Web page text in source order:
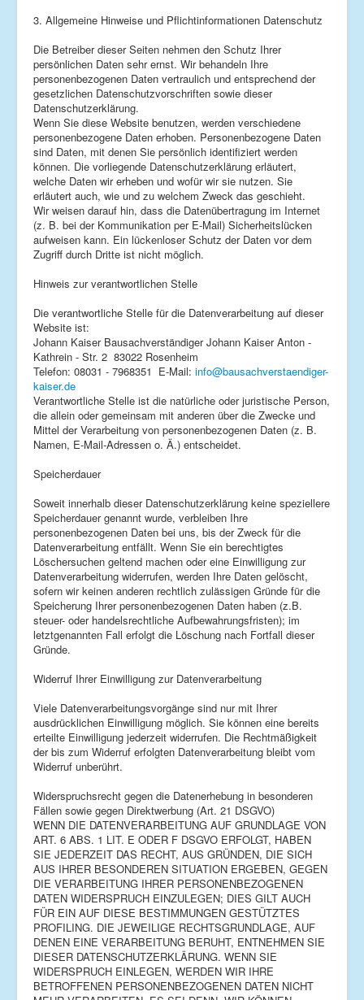
3. Allgemeine Hinweise und Pflichtinformationen Datenschutz
Die Betreiber dieser Seiten nehmen den Schutz Ihrer
persönlichen Daten sehr ernst. Wir behandeln Ihre
personenbezogenen Daten vertraulich und entsprechend der
gesetzlichen Datenschutzvorschriften sowie dieser
Datenschutzerklärung.
Wenn Sie diese Website benutzen, werden verschiedene
personenbezogene Daten erhoben. Personenbezogene Daten
sind Daten, mit denen Sie persönlich identifiziert werden
können. Die vorliegende Datenschutzerklärung erläutert,
welche Daten wir erheben und wofür wir sie nutzen. Sie
erläutert auch, wie und zu welchem Zweck das geschieht.
Wir weisen darauf hin, dass die Datenübertragung im Internet
(z. B. bei der Kommunikation per E-Mail) Sicherheitslücken
aufweisen kann. Ein lückenloser Schutz der Daten vor dem
Zugriff durch Dritte ist nicht möglich.
Hinweis zur verantwortlichen Stelle
Die verantwortliche Stelle für die Datenverarbeitung auf dieser
Website ist:
Johann Kaiser Bausachverständiger Johann Kaiser Anton -
Kathrein - Str. 2 83022 Rosenheim
Telefon: 08031 - 7968351 E-Mail: info@bausachverstaendiger-
kaiser.de
Verantwortliche Stelle ist die natürliche oder juristische Person,
die allein oder gemeinsam mit anderen über die Zwecke und
Mittel der Verarbeitung von personenbezogenen Daten (z. B.
Namen, E-Mail-Adressen o. Ä.) entscheidet.
Speicherdauer
Soweit innerhalb dieser Datenschutzerklärung keine speziellere
Speicherdauer genannt wurde, verbleiben Ihre
personenbezogenen Daten bei uns, bis der Zweck für die
Datenverarbeitung entfällt. Wenn Sie ein berechtigtes
Löschersuchen geltend machen oder eine Einwilligung zur
Datenverarbeitung widerrufen, werden Ihre Daten gelöscht,
sofern wir keinen anderen rechtlich zulässigen Gründe für die
Speicherung Ihrer personenbezogenen Daten haben (z.B.
steuer- oder handelsrechtliche Aufbewahrungsfristen); im
letztgenannten Fall erfolgt die Löschung nach Fortfall dieser
Gründe.
Widerruf Ihrer Einwilligung zur Datenverarbeitung
Viele Datenverarbeitungsvorgänge sind nur mit Ihrer
ausdrücklichen Einwilligung möglich. Sie können eine bereits
erteilte Einwilligung jederzeit widerrufen. Die Rechtmäßigkeit
der bis zum Widerruf erfolgten Datenverarbeitung bleibt vom
Widerruf unberührt.
Widerspruchsrecht gegen die Datenerhebung in besonderen
Fällen sowie gegen Direktwerbung (Art. 21 DSGVO)
WENN DIE DATENVERARBEITUNG AUF GRUNDLAGE VON
ART. 6 ABS. 1 LIT. E ODER F DSGVO ERFOLGT, HABEN
SIE JEDERZEIT DAS RECHT, AUS GRÜNDEN, DIE SICH
AUS IHRER BESONDEREN SITUATION ERGEBEN, GEGEN
DIE VERARBEITUNG IHRER PERSONENBEZOGENEN
DATEN WIDERSPRUCH EINZULEGEN; DIES GILT AUCH
FÜR EIN AUF DIESE BESTIMMUNGEN GESTÜTZTES
PROFILING. DIE JEWEILIGE RECHTSGRUNDLAGE, AUF
DENEN EINE VERARBEITUNG BERUHT, ENTNEHMEN SIE
DIESER DATENSCHUTZERKLÄRUNG. WENN SIE
WIDERSPRUCH EINLEGEN, WERDEN WIR IHRE
BETROFFENEN PERSONENBEZOGENEN DATEN NICHT